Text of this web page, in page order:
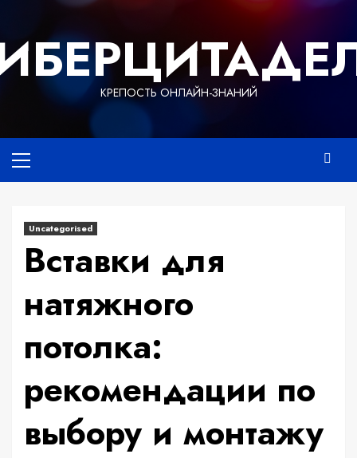
содержимому
КРЕПОСТЬ ОНЛАЙН-ЗНАНИЙ
меню
Uncategorised
Вставки для
натяжного
потолка:
рекомендации по
выбору и монтажу